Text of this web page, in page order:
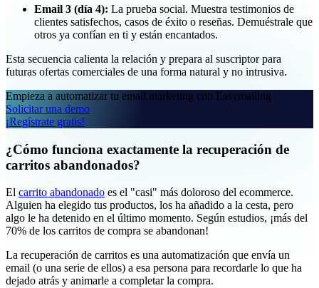
Email 3 (día 4): La prueba social. Muestra testimonios de
clientes satisfechos, casos de éxito o reseñas. Demuéstrale que
otros ya confían en ti y están encantados.
Esta secuencia calienta la relación y prepara al suscriptor para
futuras ofertas comerciales de una forma natural y no intrusiva.
Empieza a automatizar tu email marketing con Easymailing
Solicitar una demo
¡Regístrate gratis!
¿Cómo funciona exactamente la recuperación de
carritos abandonados?
El carrito abandonado es el "casi" más doloroso del ecommerce.
Alguien ha elegido tus productos, los ha añadido a la cesta, pero
algo le ha detenido en el último momento. Según estudios, ¡más del
70% de los carritos de compra se abandonan!
La recuperación de carritos es una automatización que envía un
email (o una serie de ellos) a esa persona para recordarle lo que ha
dejado atrás y animarle a completar la compra.